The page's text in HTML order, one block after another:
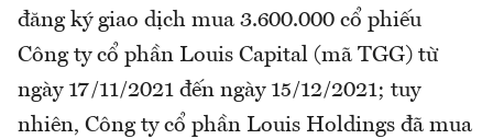
đăng ký giao dịch mua 3.600.000 cổ phiếu
Công ty cổ phần Louis Capital (mã TGG) từ
ngày 17/11/2021 đến ngày 15/12/2021; tuy
nhiên, Công ty cổ phần Louis Holdings đã mua